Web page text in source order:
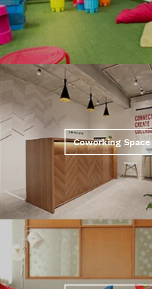
Coworking Space